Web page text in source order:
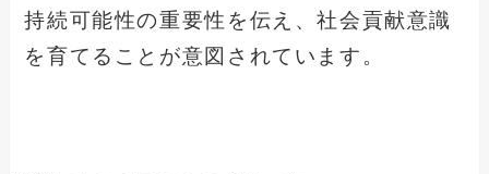
持続可能性の重要性を伝え、社会貢献意識
を育てることが意図されています。